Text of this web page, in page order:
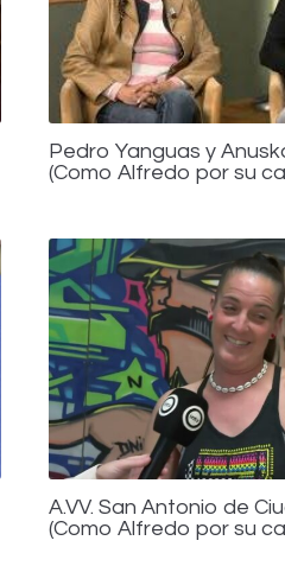
Pedro Yanguas y
(Como Alfredo por su
A.VV. San Antonio de
(Como Alfredo por su